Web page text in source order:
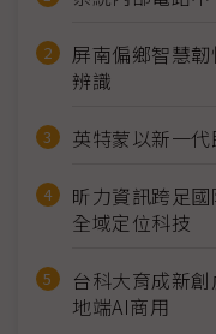
屏南偏鄉智慧
辨識
英特蒙以新一
昕力資訊跨足
全域定位科技
台科大育成新
地端AI商用